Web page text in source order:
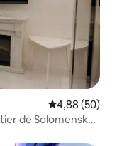
Évaluation
4,88 (50)
de Solomensky